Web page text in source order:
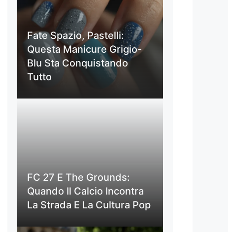
Fate Spazio, Pastelli:
Questa Manicure Grigio-
Blu Sta Conquistando
Tutto
FC 27 E The Grounds:
Quando Il Calcio Incontra
La Strada E La Cultura Pop